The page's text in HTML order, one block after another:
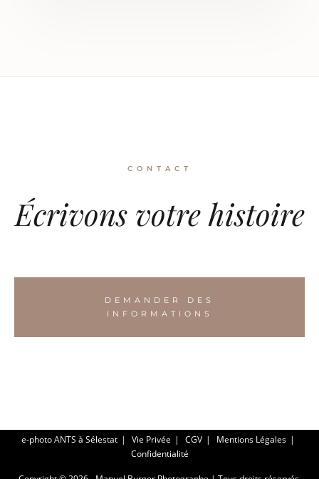
CONTACT
Écrivons votre histoire
DEMANDER DES
INFORMATIONS
e-photo ANTS à Sélestat Vie Privée CGV
Mentions Légales
Confidentialité